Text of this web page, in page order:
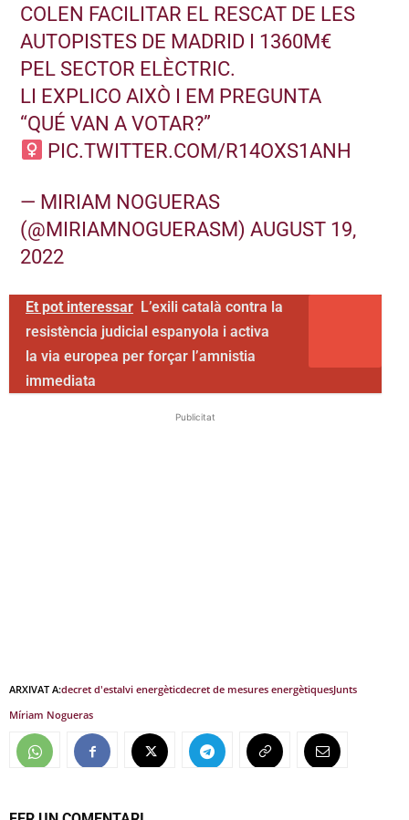
COLEN FACILITAR EL RESCAT DE LES
AUTOPISTES DE MADRID I 1360M€
PEL SECTOR ELÈCTRIC.
LI EXPLICO AIXÒ I EM PREGUNTA
“QUÉ VAN A VOTAR?”
PIC.TWITTER.COM/R14OXS1ANH
— MIRIAM NOGUERAS
(@MIRIAMNOGUERASM)AUGUST 19,
2022
Et pot interessar L’exili català contra la
resistència judicial espanyola i activa
la via europea per forçar l’amnistia
immediata
Publicitat
ARXIVAT A:decret d'estalvi energèticdecret de mesures energètiquesJunts
Míriam Nogueras